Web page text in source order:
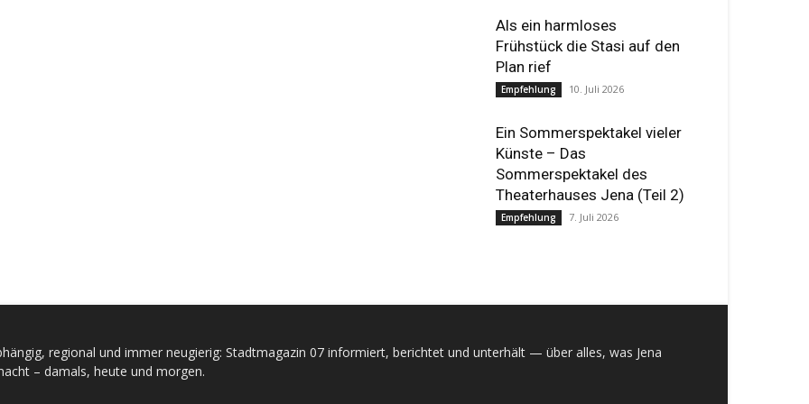
Als ein harmloses
Frühstück die Stasi auf den
Plan rief
Empfehlung 10. Juli 2026
Ein Sommerspektakel vieler
Künste – Das
Sommerspektakel des
Theaterhauses Jena (Teil 2)
Empfehlung 7. Juli 2026
regional und immer neugierig: Stadtmagazin 07 informiert, berichtet und unterhält — über alles, was Jena
– damals, heute und morgen.